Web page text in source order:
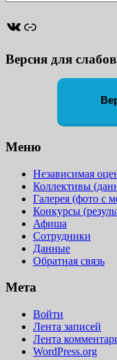
ВКонтакте
Ссылка
Версия для
Меню
Независимая
Коллективы
Галерея (фото с
Конкурсы
Афиша
Сотрудники
Данные
Обратная связь
Мета
Войти
Лента записей
Лента
WordPress.org